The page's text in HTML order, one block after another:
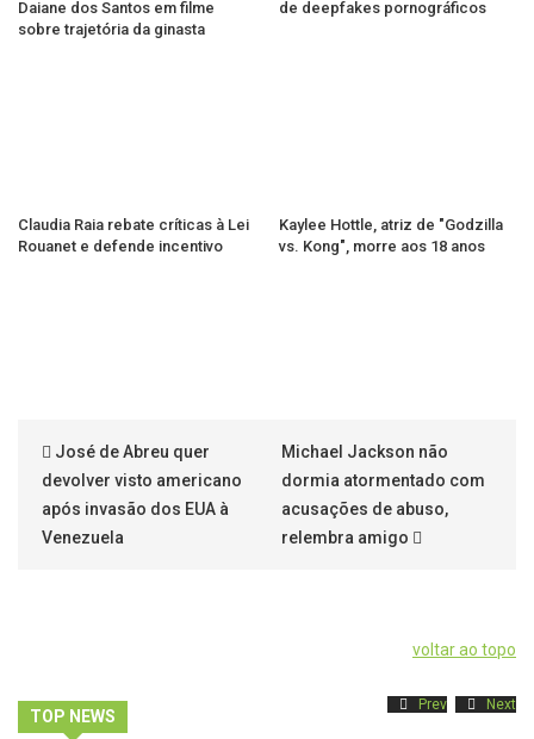
Daiane dos Santos em filme
sobre trajetória da ginasta
de deepfakes pornográficos
Claudia Raia rebate críticas à Lei
Rouanet e defende incentivo
Kaylee Hottle, atriz de "Godzilla
vs. Kong", morre aos 18 anos
José de Abreu quer
devolver visto americano
após invasão dos EUA à
Venezuela
Michael Jackson não
dormia atormentado com
acusações de abuso,
relembra amigo
voltar ao topo
TOP NEWS
Prev Next